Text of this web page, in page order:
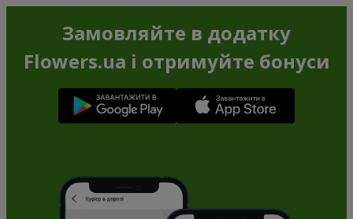
Замовляйте в додатку
Flowers.ua і отримуйте бонуси